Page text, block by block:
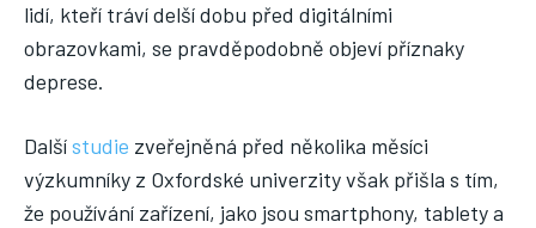
lidí, kteří tráví delší dobu před digitálními
obrazovkami, se pravděpodobně objeví příznaky
deprese.
Dalšístudie zveřejněná před několika měsíci
výzkumníky z Oxfordské univerzity však přišla s tím,
že používání zařízení, jako jsou smartphony, tablety a